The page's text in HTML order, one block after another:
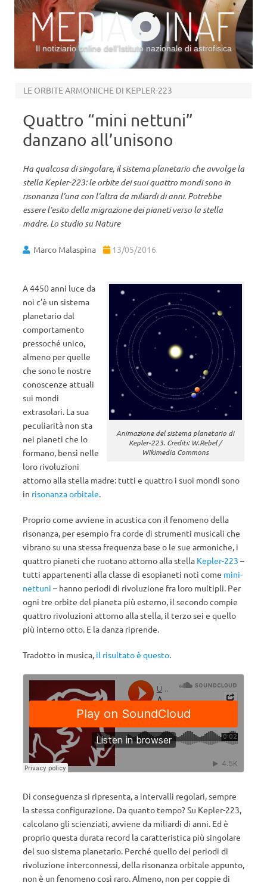
Il notiziario online dell’Istituto nazionale di astrofisica
LE ORBITE ARMONICHE DI KEPLER-223
Quattro “mini nettuni”
danzano all’unisono
Ha qualcosa di singolare, il sistema planetario che avvolge la
stella Kepler-223: le orbite dei suoi quattro mondi sono in
risonanza l’una con l’altra da miliardi di anni. Potrebbe
essere l’esito della migrazione dei pianeti verso la stella
madre. Lo studio su Nature
Marco Malaspina 13/05/2016
Animazione del sistema planetario di
Kepler-223. Crediti: W.Rebel /
Wikimedia Commons
A 4450 anni luce da
noi c’è un sistema
planetario dal
comportamento
pressoché unico,
almeno per quelle
che sono le nostre
conoscenze attuali
sui mondi
extrasolari. La sua
peculiarità non sta
nei pianeti che lo
formano, bensì nelle
loro rivoluzioni
attorno alla stella madre: tutti e quattro i suoi mondi sono
in risonanza orbitale.
Proprio come avviene in acustica con il fenomeno della
risonanza, per esempio fra corde di strumenti musicali che
vibrano su una stessa frequenza base o le sue armoniche, i
quattro pianeti che ruotano attorno alla stella Kepler-223 –
tutti appartenenti alla classe di esopianeti noti come mini-
nettuni – hanno periodi di rivoluzione fra loro multipli. Per
ogni tre orbite del pianeta più esterno, il secondo compie
quattro rivoluzioni attorno alla stella, il terzo sei e quello
più interno otto. E la danza riprende.
Tradotto in musica, il risultato è questo.
Di conseguenza si ripresenta, a intervalli regolari, sempre
la stessa configurazione. Da quanto tempo? Su Kepler-223,
calcolano gli scienziati, avviene da miliardi di anni. Ed è
proprio questa durata record la caratteristica più singolare
del suo sistema planetario. Perché quello dei periodi di
rivoluzione interconnessi, della risonanza orbitale appunto,
non è un fenomeno così raro. Almeno, non per coppie di